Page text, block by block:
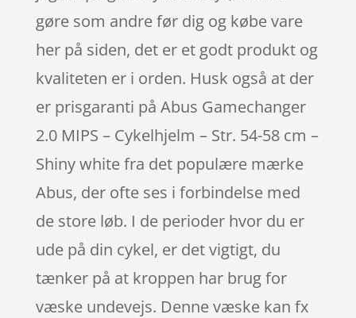
gøre som andre før dig og købe vare
her på siden, det er et godt produkt og
kvaliteten er i orden. Husk også at der
er prisgaranti på Abus Gamechanger
2.0 MIPS – Cykelhjelm – Str. 54-58 cm –
Shiny white fra det populære mærke
Abus, der ofte ses i forbindelse med
de store løb. I de perioder hvor du er
ude på din cykel, er det vigtigt, du
tænker på at kroppen har brug for
væske undevejs. Denne væske kan fx